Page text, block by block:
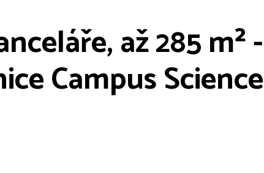
až 285 m² -
Campus Science